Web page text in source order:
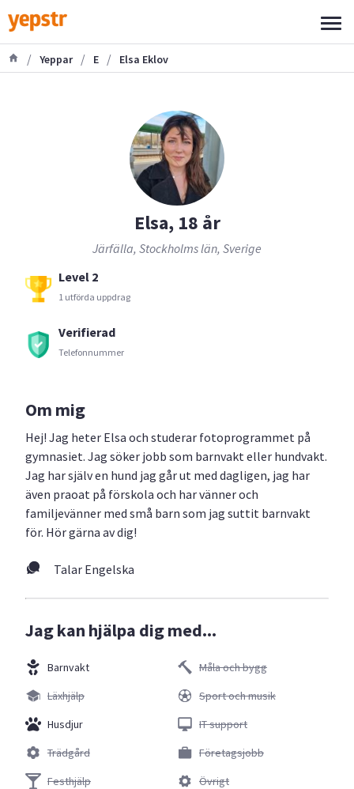
/ Yeppar / E / Elsa Eklov
Elsa, 18 år
Järfälla, Stockholms län, Sverige
Level 2
1 utförda uppdrag
Verifierad
Telefonnummer
Om mig
Hej! Jag heter Elsa och studerar fotoprogrammet på
gymnasiet. Jag söker jobb som barnvakt eller hundvakt.
Jag har själv en hund jag går ut med dagligen, jag har
även praoat på förskola och har vänner och
familjevänner med små barn som jag suttit barnvakt
för. Hör gärna av dig!
Talar Engelska
Jag kan hjälpa dig med...
Barnvakt
Läxhjälp
Husdjur
Trädgård
Festhjälp
Måla och bygg
Sport och musik
IT support
Företagsjobb
Övrigt